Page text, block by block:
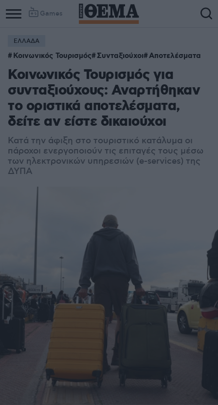
Games
ΕΛΛΑΔΑ
Κοινωνικός Τουρισμός Συνταξιούχοι Αποτελέσματα
Κοινωνικός Τουρισμός για
συνταξιούχους: Αναρτήθηκαν
το οριστικά αποτελέσματα,
δείτε αν είστε δικαιούχοι
Κατά την άφιξη στο τουριστικό κατάλυμα οι
πάροχοι ενεργοποιούν τις επιταγές τους μέσω
των ηλεκτρονικών υπηρεσιών (e-services) της
ΔΥΠΑ